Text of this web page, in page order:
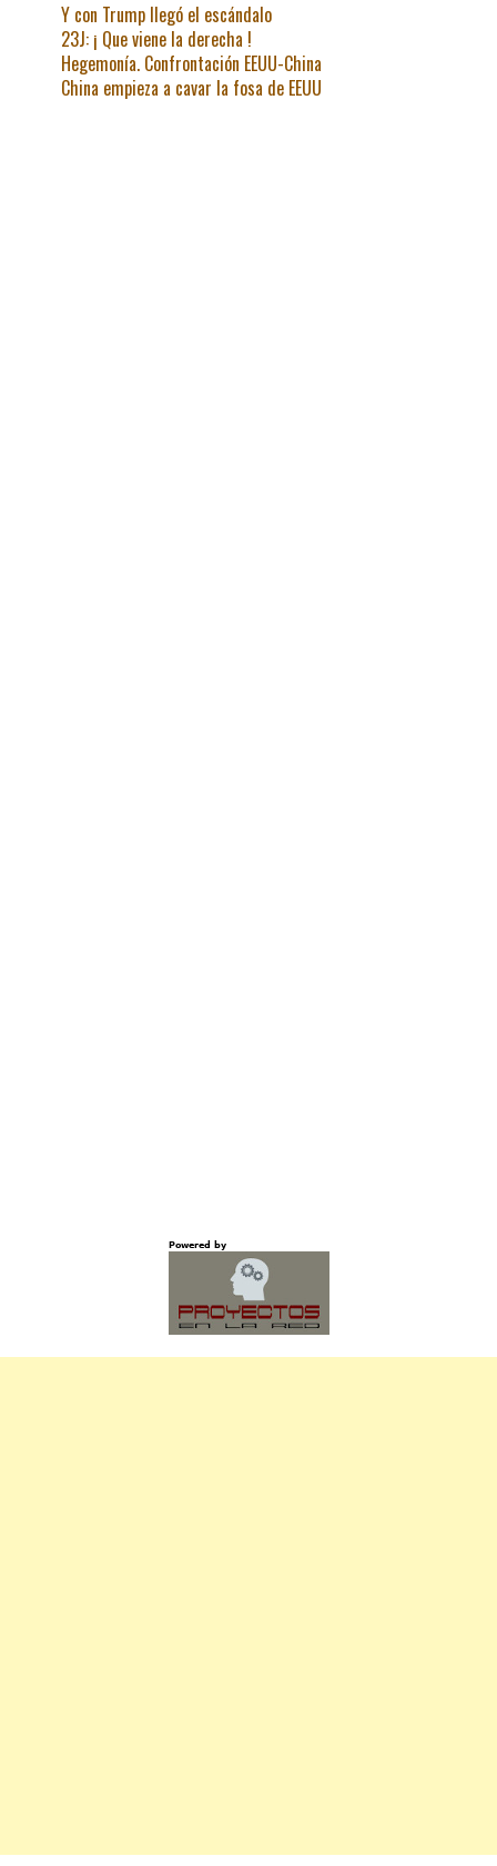
Y con Trump llegó el escándalo
23J: ¡ Que viene la derecha !
Hegemonía. Confrontación EEUU-China
China empieza a cavar la fosa de EEUU